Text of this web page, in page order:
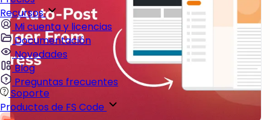
Recursos
Mi cuenta y licencias
Documentación
Novedades
Blog
Preguntas frecuentes
Soporte
Productos de FS Code